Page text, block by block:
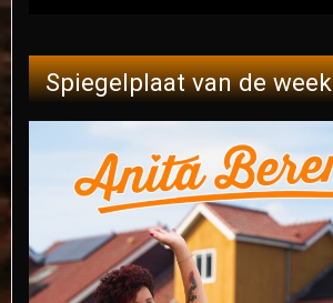
Spiegelplaat van de week